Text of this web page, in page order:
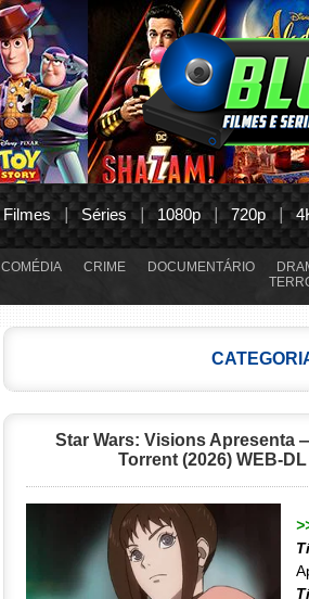
Filmes Séries 1080p 720p
COMÉDIA CRIME DOCUMENTÁRIO
Star Wars: Visions Apresenta
Torrent (2026) WEB-